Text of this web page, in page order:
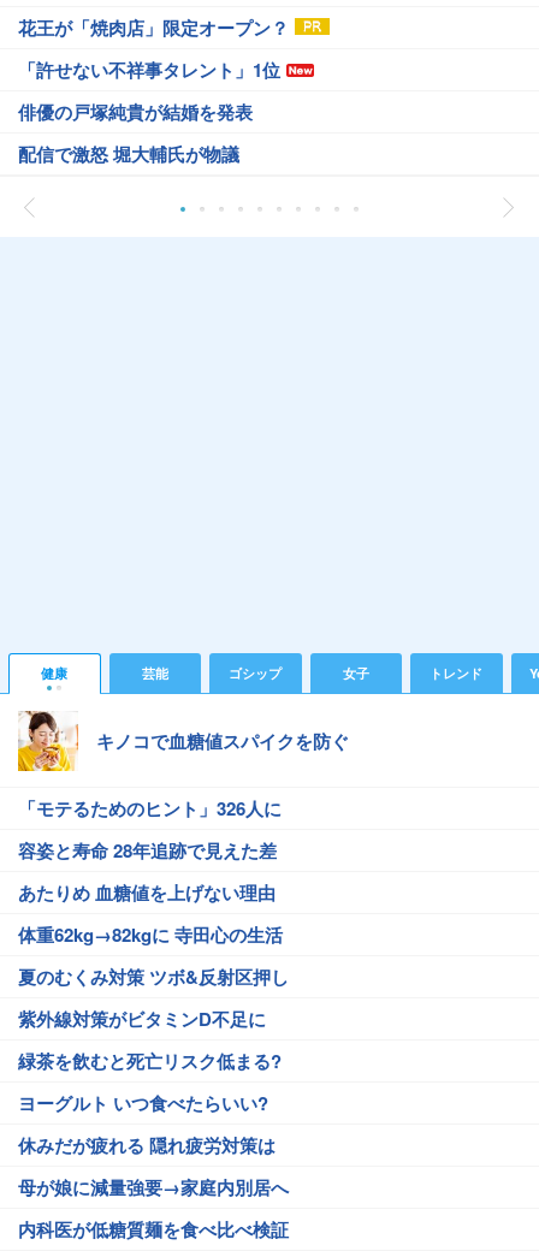
花王が「焼肉店」限定オープン？
「許せない不祥事タレント」1位
俳優の戸塚純貴が結婚を発表
配信で激怒 堀大輔氏が物議
健康 芸能 ゴシップ 女子 トレンド
キノコで血糖値スパイクを防ぐ
「モテるためのヒント」326人に
容姿と寿命 28年追跡で見えた差
あたりめ 血糖値を上げない理由
体重62kg→82kgに 寺田心の生活
夏のむくみ対策 ツボ&反射区押し
紫外線対策がビタミンD不足に
緑茶を飲むと死亡リスク低まる?
ヨーグルト いつ食べたらいい?
休みだが疲れる 隠れ疲労対策は
母が娘に減量強要→家庭内別居へ
内科医が低糖質麺を食べ比べ検証